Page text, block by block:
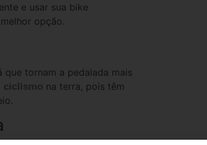
e usar sua bike
opção.
que tornam a pedalada mais
ciclismo na terra, pois têm